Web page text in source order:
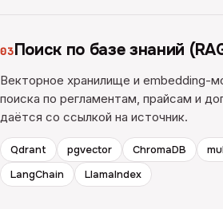
03Поиск по базе знаний
Векторное хранилище и embedding-
поиска по регламентам, прайсам и
даётся со ссылкой на источник.
Qdrant pgvector ChromaDB
LangChain
LlamaIndex